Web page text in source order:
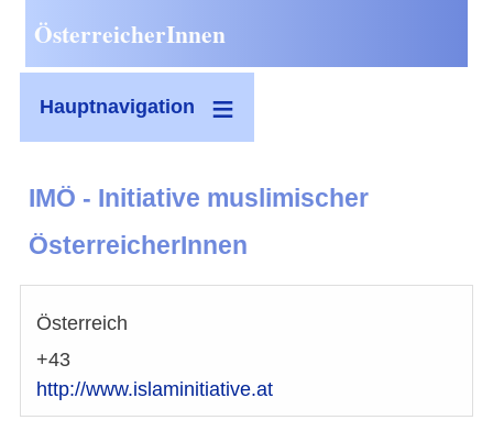
ÖsterreicherInnen
Hauptnavigation
IMÖ - Initiative muslimischer
ÖsterreicherInnen
Österreich
+43
http://www.islaminitiative.at